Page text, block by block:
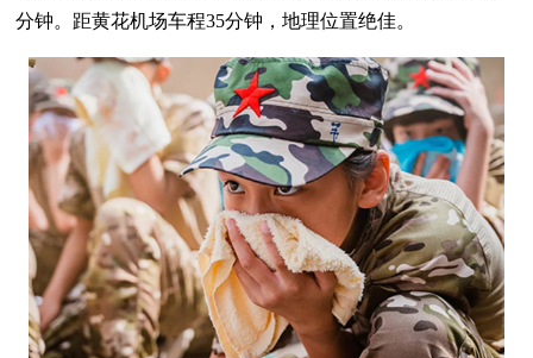
分钟。距黄花机场车程35分钟，地理位置绝佳。